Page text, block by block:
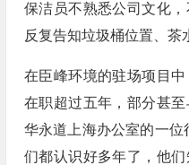
保洁员不熟悉公司文化
反复告知垃圾桶位置、茶
在臣峰环境的驻场项目
在职超过五年，部分甚
华永道上海办公室的一位
们都认识好多年了，他